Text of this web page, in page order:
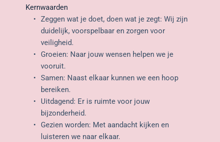
Kernwaarden
Zeggen wat je doet, doen wat je zegt: Wij zijn
duidelijk, voorspelbaar en zorgen voor
veiligheid.
Groeien: Naar jouw wensen helpen we je
vooruit.
Samen: Naast elkaar kunnen we een hoop
bereiken.
Uitdagend: Er is ruimte voor jouw
bijzonderheid.
Gezien worden: Met aandacht kijken en
luisteren we naar elkaar.